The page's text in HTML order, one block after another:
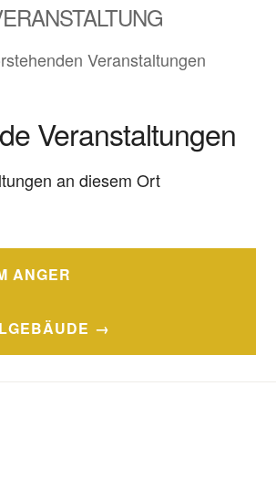
Veranstaltungen
Veranstaltungen
an diesem Ort
ANGER